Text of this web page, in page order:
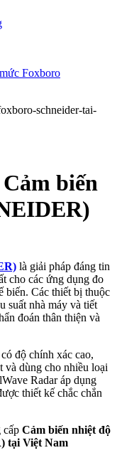
Foxboro
biến
là giải pháp đáng tin
cho các ứng dụng đo
biến. Các thiết bị thuộc
suất nhà máy và tiết
đoán thân thiện và
có độ chính xác cao,
và dùng cho nhiều loại
Radar áp dụng
thiết kế chắc chắn
cấp Cảm biến nhiệt độ
tại Việt Nam